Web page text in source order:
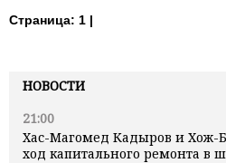
НОВОСТИ
21:00
Хас-Магомед Кадыров и Хож-
ход капитального ремонта в
Страница: 1 |